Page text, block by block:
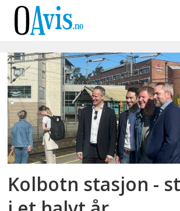
Emne:
togstasjon
Kolbotn stasjon -